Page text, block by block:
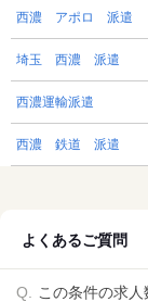
西濃 アポロ 派遣
埼玉 西濃 派遣
西濃運輸派遣
西濃 鉄道 派遣
よくあるご質問
この条件の求